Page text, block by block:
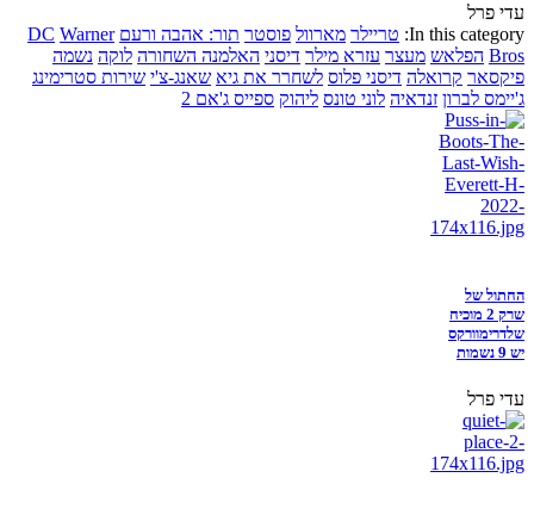
עדי פרל
In this category: טריילר מארוול פוסטר תור: אהבה ורעם DC Warner
Bros הפלאש מעצר עזרא מילר דיסני האלמנה השחורה לוקה נשמה
פיקסאר קרואלה דיסני פלוס לשחרר את גיא שאנג-צ'י שירות סטרימינג
ג'יימס לברון זנדאיה לוני טונס ליהוק ספייס ג'אם 2
החתול של
שרק 2 מוכיח
שלדרימוורקס
יש 9 נשמות
עדי פרל